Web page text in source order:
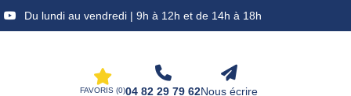
Du lundi au vendredi | 9h à 12h et de 14h à 18h
FAVORIS (0)04 82 29 79 62Nous écrire